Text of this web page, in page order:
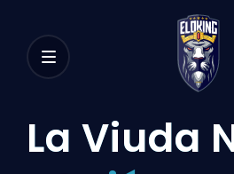
La Viuda